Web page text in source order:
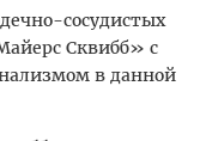
сосудистых
Сквибб» с
в данной